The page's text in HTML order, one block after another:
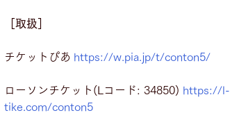
［取扱］
チケットぴあ https://w.pia.jp/t/conton5/
ローソンチケット(Lコード: 34850) https://l-
tike.com/conton5